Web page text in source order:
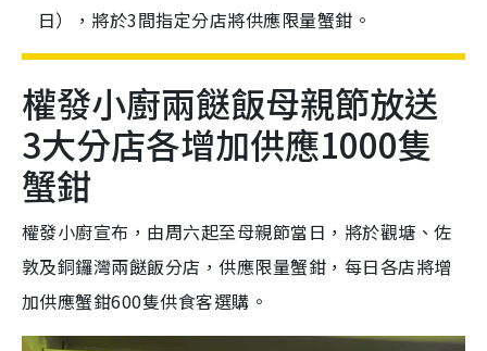
日），將於3間指定分店將供應限量蟹鉗。
權發小廚兩餸飯母親節放送
3大分店各增加供應1000隻
蟹鉗
權發小廚宣布，由周六起至母親節當日，將於觀塘、佐
敦及銅鑼灣兩餸飯分店，供應限量蟹鉗，每日各店將增
加供應蟹鉗600隻供食客選購。